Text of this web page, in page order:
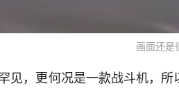
画面还是
见，更何况是一款战斗机，